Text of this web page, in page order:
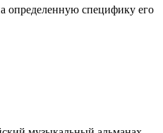
определенную специфику его